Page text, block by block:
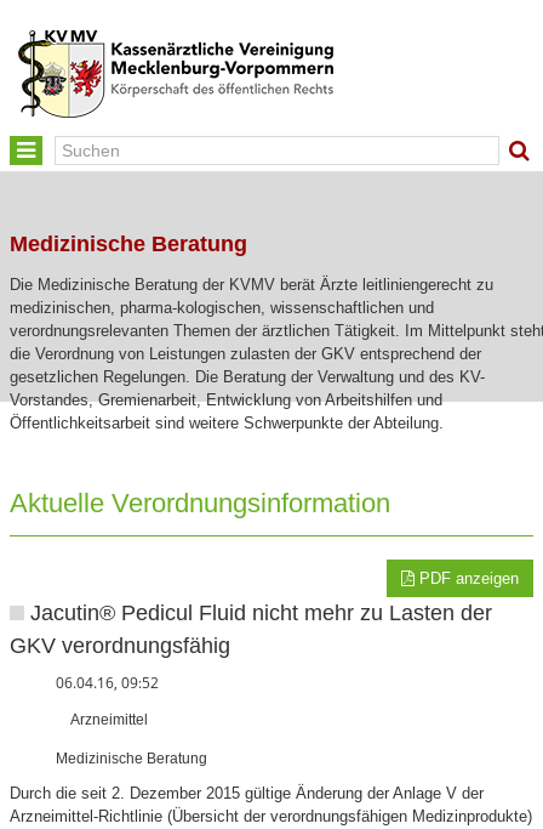
Toggle
navigation
Medizinische Beratung
Die Medizinische Beratung der KVMV berät Ärzte leitliniengerecht zu
medizinischen, pharma-kologischen, wissenschaftlichen und
verordnungsrelevanten Themen der ärztlichen Tätigkeit. Im Mittelpunkt
die Verordnung von Leistungen zulasten der GKV entsprechend der
gesetzlichen Regelungen. Die Beratung der Verwaltung und des KV-
Vorstandes, Gremienarbeit, Entwicklung von Arbeitshilfen und
Öffentlichkeitsarbeit sind weitere Schwerpunkte der Abteilung.
Aktuelle Verordnungsinformation
PDF anzeigen
Jacutin® Pedicul Fluid nicht mehr zu Lasten der
GKV verordnungsfähig
06.04.16, 09:52
Arzneimittel
Medizinische Beratung
Durch die seit 2. Dezember 2015 gültige Änderung der Anlage V der
Arzneimittel-Richtlinie (Übersicht der verordnungsfähigen Medizinprodukte)